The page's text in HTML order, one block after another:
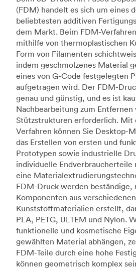
(FDM) handelt es sich um eines
beliebtesten additiven
dem Markt. Beim FDM-
mithilfe von thermoplastischen
Form von Filamenten
indem geschmolzenes Material
eines von G-Code festgelegten
aufgetragen wird. Der FDM-
genau und günstig, und es ist
Nachbearbeitung zum Entfernen
Stützstrukturen erforderlich. Mit
Verfahren können Sie Desktop-
das Erstellen von ersten und
Prototypen sowie industrielle
individuelle Endverbraucherteile
eine
FDM-Druck werden beständige,
Komponenten aus verschiedenen
Kunststoffmaterialien erstellt,
PLA, PETG, ULTEM und Nylon.
funktionelle und kosmetische
gewählten Material abhängen,
FDM-Teile durch eine hohe
können geometrisch komplex